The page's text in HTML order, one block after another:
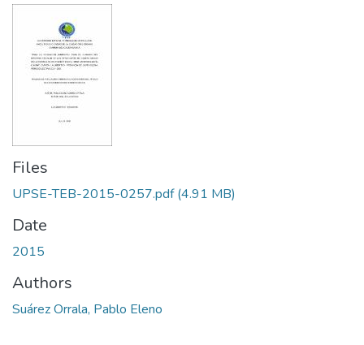
Files
UPSE-TEB-2015-0257.pdf(4.91 MB)
Date
2015
Authors
Suárez Orrala, Pablo Eleno